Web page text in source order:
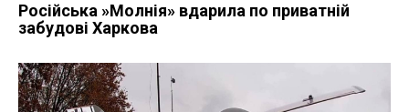
Російська »Молнія» вдарила по приватній
забудові Харкова